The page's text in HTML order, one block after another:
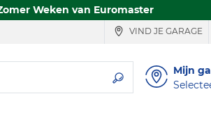
Weken van Euromaster
VIND JE GARAGE
Mijn